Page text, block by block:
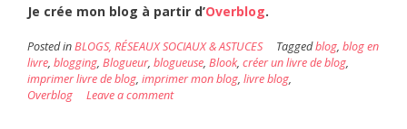
Je crée mon blog à partir d’Overblog.
Posted inBLOGS, RÉSEAUX SOCIAUX & ASTUCES Taggedblog, blog en
livre, blogging, Blogueur, blogueuse, Blook, créer un livre de blog,
imprimer livre de blog, imprimer mon blog, livre blog,
Overblog
Leave a comment